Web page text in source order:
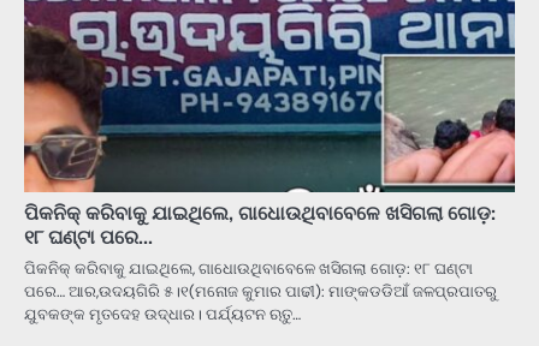
ପିକନିକ୍‌ କରିବାକୁ ଯାଇଥିଲେ, ଗାଧୋଉଥିବାବେଳେ ଖସିଗଲା ଗୋଡ଼:
୧୮ ଘଣ୍ଟା ପରେ…
ପିକନିକ୍‌ କରିବାକୁ ଯାଇଥିଲେ, ଗାଧୋଉଥିବାବେଳେ ଖସିଗଲା ଗୋଡ଼: ୧୮ ଘଣ୍ଟା
ପରେ… ଆର,ଉଦୟଗିରି ୫।୧(ମନୋଜ କୁମାର ପାଢୀ): ମାଙ୍କଡଡିଆଁ ଜଳପ୍ରପାତରୁ
ଯୁବକଙ୍କ ମୃତଦେହ ଉଦ୍ଧାର। ପର୍ଯ୍ୟଟନ ଋତୁ…